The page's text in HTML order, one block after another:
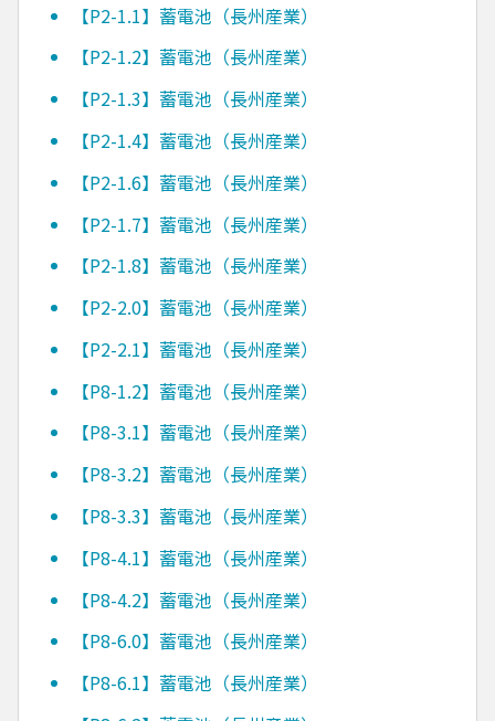
【P2-1.1】蓄電池（長州産業）
【P2-1.2】蓄電池（長州産業）
【P2-1.3】蓄電池（長州産業）
【P2-1.4】蓄電池（長州産業）
【P2-1.6】蓄電池（長州産業）
【P2-1.7】蓄電池（長州産業）
【P2-1.8】蓄電池（長州産業）
【P2-2.0】蓄電池（長州産業）
【P2-2.1】蓄電池（長州産業）
【P8-1.2】蓄電池（長州産業）
【P8-3.1】蓄電池（長州産業）
【P8-3.2】蓄電池（長州産業）
【P8-3.3】蓄電池（長州産業）
【P8-4.1】蓄電池（長州産業）
【P8-4.2】蓄電池（長州産業）
【P8-6.0】蓄電池（長州産業）
【P8-6.1】蓄電池（長州産業）